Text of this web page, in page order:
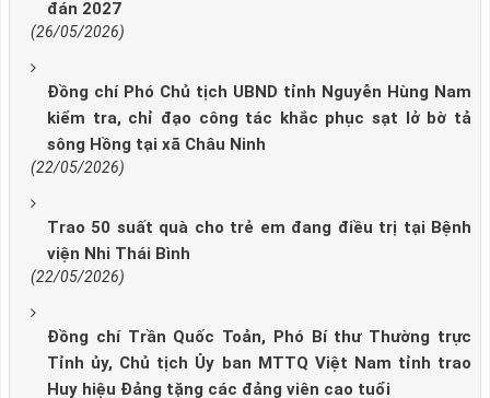
đán 2027
(26/05/2026)
Đồng chí Phó Chủ tịch UBND tỉnh Nguyễn Hùng Nam
kiểm tra, chỉ đạo công tác khắc phục sạt lở bờ tả
sông Hồng tại xã Châu Ninh
(22/05/2026)
Trao 50 suất quà cho trẻ em đang điều trị tại Bệnh
viện Nhi Thái Bình
(22/05/2026)
Đồng chí Trần Quốc Toản, Phó Bí thư Thường trực
Tỉnh ủy, Chủ tịch Ủy ban MTTQ Việt Nam tỉnh trao
Huy hiệu Đảng tặng các đảng viên cao tuổi